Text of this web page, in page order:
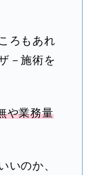
ろもあれ
－施術を
や業務量
いのか、